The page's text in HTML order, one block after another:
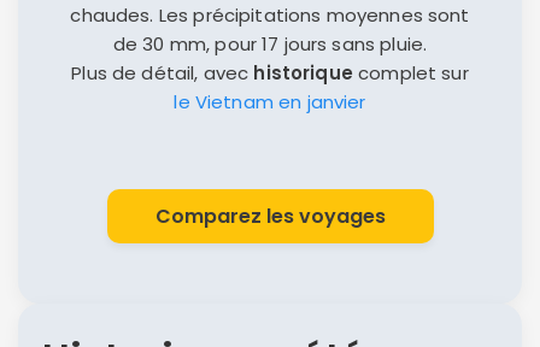
chaudes. Les précipitations moyennes sont
de 30 mm, pour 17 jours sans pluie.
Plus de détail, avec historique complet sur
le Vietnam en janvier
Comparez les voyages